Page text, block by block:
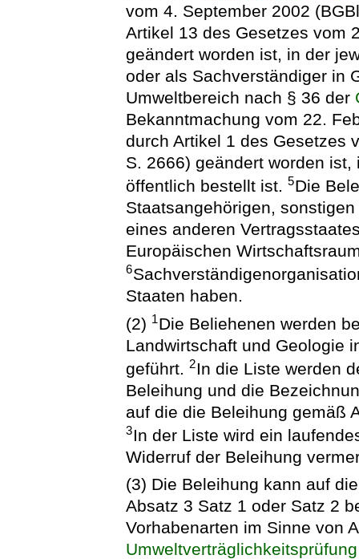
vom 4. September 2002
Artikel 13 des Gesetzes vom
geändert worden ist, in der
oder als Sachverständiger in
Umweltbereich nach § 36 der
Bekanntmachung vom 22.
durch Artikel 1 des Gesetzes
S. 2666) geändert worden
öffentlich bestellt ist.5Die
Staatsangehörigen,
eines anderen
Europäischen
6
Staaten haben.
(2) 1Die Beliehenen werden
Landwirtschaft und Geologie
geführt.2In die Liste werden
Beleihung und die
auf die die Beleihung gemäß
3In der Liste wird ein
Widerruf der Beleihung
(3) Die Beleihung kann auf
Absatz 3 Satz 1 oder Satz 2
Vorhabenarten im Sinne von
Umweltverträglichkeitsprüfung